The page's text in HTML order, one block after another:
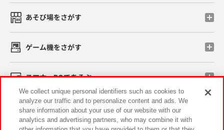
あそび場をさがす
ゲーム機をさがす
スマホ・PCであそぶ
イベント・キャンペーン
We collect unique personal identifiers such as cookies to
analyze our traffic and to personalize content and ads. We
share information about your use of our website with our
analytics and advertising partners, who may combine it with